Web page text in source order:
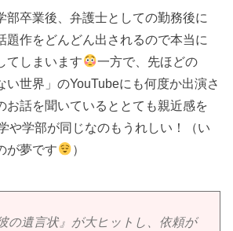
部卒業後、弁護士としての勤務後に
題作をどんどん出されるので本当に
てしまいます
一方で、先ほどの
い世界」のYouTubeにも何度か出演さ
お話を聞いているととても親近感を
や学部が同じなのもうれしい！（い
が夢です
）
の遺言状』が大ヒットし、依頼が